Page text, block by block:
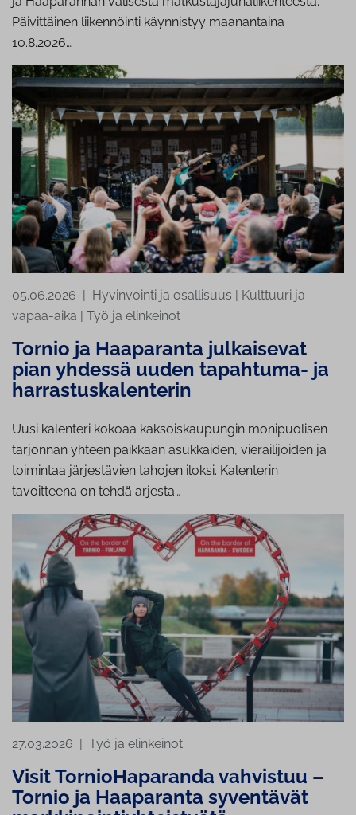
Päivittäinen liikennöinti käynnistyy maanantaina
10.8.2026…
05.06.2026 | Hyvinvointi ja osallisuus | Kulttuuri ja
vapaa-aika | Työ ja elinkeinot
Tornio ja Haaparanta julkaisevat
pian yhdessä uuden tapahtuma- ja
harrastuskalenterin
Uusi kalenteri kokoaa kaksoiskaupungin monipuolisen
tarjonnan yhteen paikkaan asukkaiden, vierailijoiden ja
toimintaa järjestävien tahojen iloksi. Kalenterin
tavoitteena on tehdä arjesta…
27.03.2026 | Työ ja elinkeinot
Visit TornioHaparanda vahvistuu –
Tornio ja Haaparanta syventävät